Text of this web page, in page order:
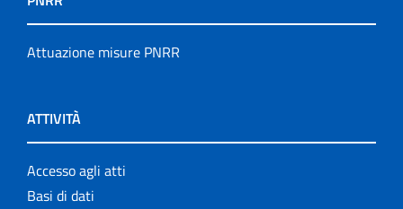
Attuazione misure PNRR
ATTIVITÀ
Accesso agli atti
Basi di dati